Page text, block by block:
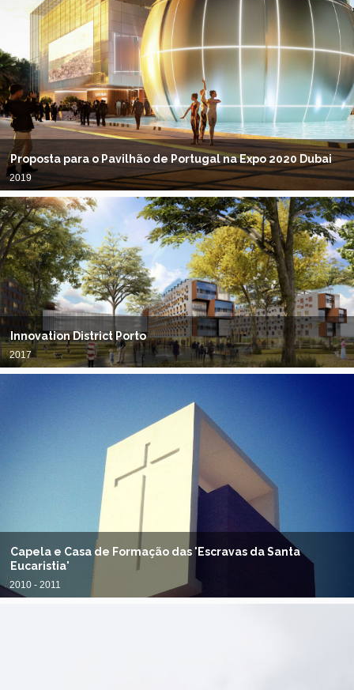
Proposta para o Pavilhão de Portugal na Expo 2020 Dubai
2019
Innovation District Porto
2017
Capela e Casa de Formação das 'Escravas da Santa
Eucaristia'
2010 - 2011